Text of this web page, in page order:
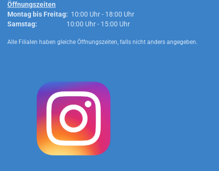
Öffnungszeiten
Montag bis Freitag: 10:00 Uhr - 18:00 Uhr
Samstag: 10:00 Uhr - 15:00 Uhr
Alle Filialen haben gleiche Öffnungszeiten, falls nicht anders angegeben.